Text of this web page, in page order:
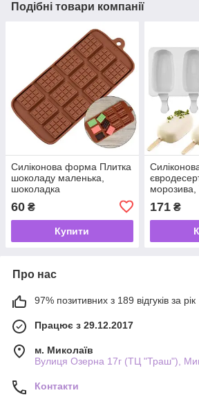
Подібні товари компанії
Силіконова форма Плитка
шоколаду маленька,
шоколадка
60 ₴
Купити
морозива,
171₴
Про нас
97% позитивних з 189 відгуків за рік
Працює з 29.12.2017
м. Миколаїв
Вулиця Озерна 17г (ТЦ "Траш"),
Контакти